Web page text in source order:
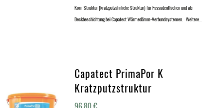
Korn-Struktur (kratzputzähnliche Struktur) für Fassadenflächen und als
Deckbeschichtung bei Capatect Wärmedämm-Verbundsystemen. Weitere…
Capatect PrimaPor K
Kratzputzstruktur